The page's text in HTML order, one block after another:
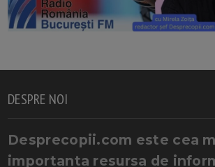
DESPRE NOI
Desprecopii.com este cea
importanta resursa de